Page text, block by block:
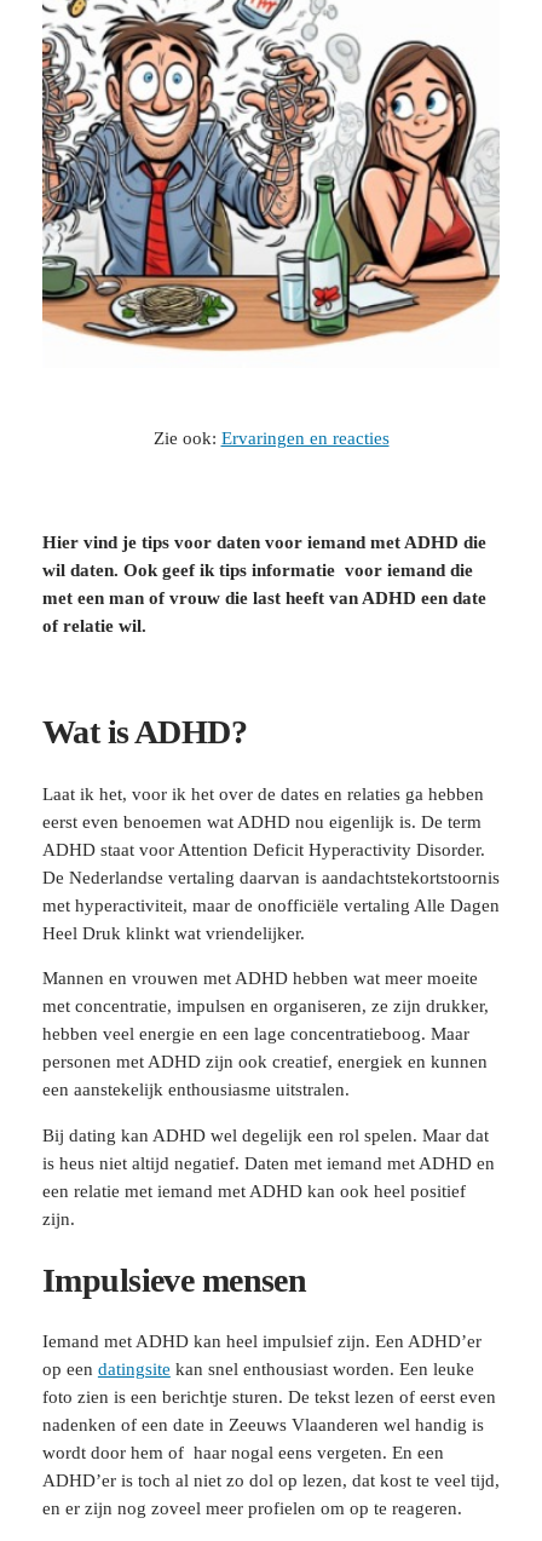
Zie ook: Ervaringen en reacties
Hier vind je tips voor daten voor iemand met ADHD die
wil daten. Ook geef ik tips informatie voor iemand die
met een man of vrouw die last heeft van ADHD een date
of relatie wil.
Wat is ADHD?
Laat ik het, voor ik het over de dates en relaties ga hebben
eerst even benoemen wat ADHD nou eigenlijk is. De term
ADHD staat voor Attention Deficit Hyperactivity Disorder.
De Nederlandse vertaling daarvan is aandachtstekortstoornis
met hyperactiviteit, maar de onofficiële vertaling Alle Dagen
Heel Druk klinkt wat vriendelijker.
Mannen en vrouwen met ADHD hebben wat meer moeite
met concentratie, impulsen en organiseren, ze zijn drukker,
hebben veel energie en een lage concentratieboog. Maar
personen met ADHD zijn ook creatief, energiek en kunnen
een aanstekelijk enthousiasme uitstralen.
Bij dating kan ADHD wel degelijk een rol spelen. Maar dat
is heus niet altijd negatief. Daten met iemand met ADHD en
een relatie met iemand met ADHD kan ook heel positief
zijn.
Impulsieve mensen
Iemand met ADHD kan heel impulsief zijn. Een ADHD’er
op een datingsite kan snel enthousiast worden. Een leuke
foto zien is een berichtje sturen. De tekst lezen of eerst even
nadenken of een date in Zeeuws Vlaanderen wel handig is
wordt door hem of haar nogal eens vergeten. En een
ADHD’er is toch al niet zo dol op lezen, dat kost te veel tijd,
en er zijn nog zoveel meer profielen om op te reageren.